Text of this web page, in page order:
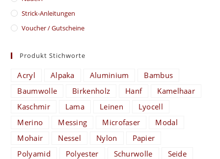
Strick-Anleitungen
Voucher / Gutscheine
Produkt Stichworte
Acryl Alpaka Aluminium
Bambus
Baumwolle
Birkenholz Hanf
Kamelhaar
Kaschmir
Lama Leinen
Lyocell
Merino
Messing Microfaser
Modal
Mohair
Nessel Nylon
Papier
Polyamid
Polyester Schurwolle
Seide